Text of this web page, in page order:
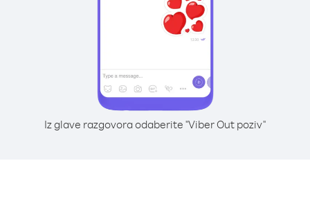
Iz glave razgovora odaberite "Viber Out poziv"